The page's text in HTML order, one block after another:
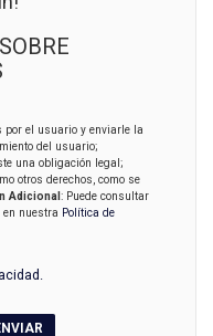
por el usuario y enviarle la
del usuario;
una obligación legal;
otros derechos, como se
Adicional : Puede consultar
en nuestra Política de
.